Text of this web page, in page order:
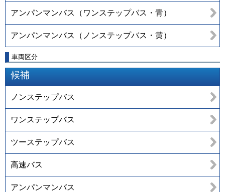
アンパンマンバス（ワンステップバス・青）
アンパンマンバス（ノンステップバス・黄）
車両区分
候補
ノンステップバス
ワンステップバス
ツーステップバス
高速バス
アンパンマンバス